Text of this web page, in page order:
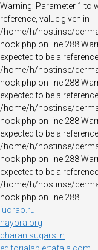
Warning: Parameter 1 to
reference, value given in
/home/h/hostinse/
hook.php on line 288
expected to be a
/home/h/hostinse/
hook.php on line 288
expected to be a
/home/h/hostinse/
hook.php on line 288
expected to be a
/home/h/hostinse/
hook.php on line 288
expected to be a
/home/h/hostinse/
hook.php on line 288
iuorao.ru
nayora.org
dharanisugars.in